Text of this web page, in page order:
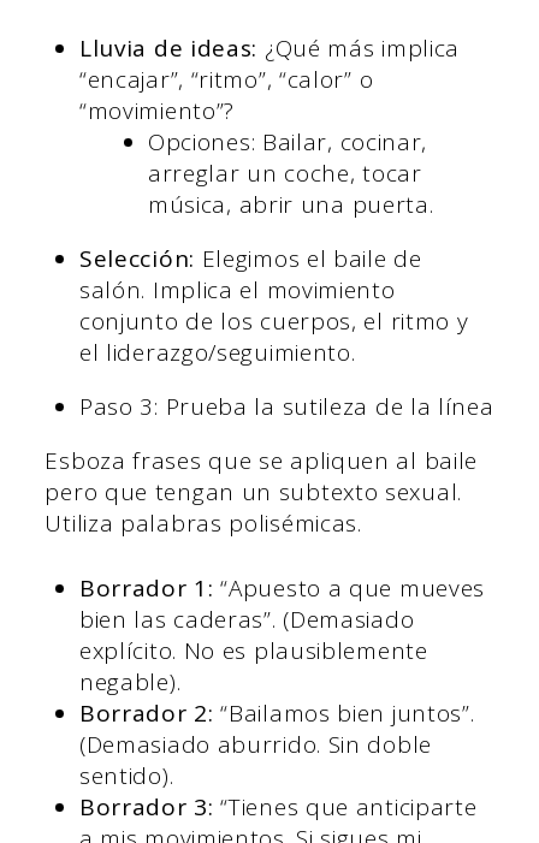
Lluvia de ideas: ¿Qué más implica
“encajar”, “ritmo”, “calor” o
“movimiento”?
Opciones: Bailar, cocinar,
arreglar un coche, tocar
música, abrir una puerta.
Selección: Elegimos el baile de
salón. Implica el movimiento
conjunto de los cuerpos, el ritmo y
el liderazgo/seguimiento.
Paso 3: Prueba la sutileza de la línea
Esboza frases que se apliquen al baile
pero que tengan un subtexto sexual.
Utiliza palabras polisémicas.
Borrador 1: “Apuesto a que mueves
bien las caderas”. (Demasiado
explícito. No es plausiblemente
negable).
Borrador 2: “Bailamos bien juntos”.
(Demasiado aburrido. Sin doble
sentido).
Borrador 3: “Tienes que anticiparte